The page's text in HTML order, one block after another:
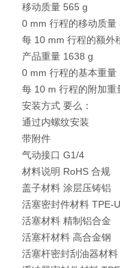
移动质量 565 g
0 mm 行程的移动质量
每 10 mm 行程的额外
产品重量 1638 g
0 mm 行程的基本重量
每 10 m 行程的附加重
安装方式 要么：
通过内螺纹安装
带附件
气动接口 G1/4
材料说明 RoHS 合规
盖子材料 涂层压铸铝
活塞密封件材料 TPE-
活塞材料 精制铝合金
活塞杆材料 高合金钢
活塞杆密封刮油器材